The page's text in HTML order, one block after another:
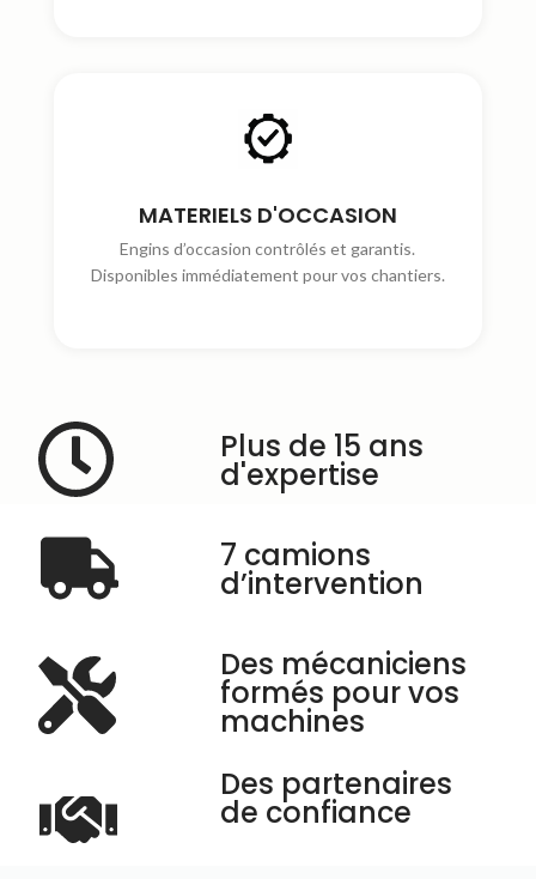
MATERIELS D'OCCASION
Engins d’occasion contrôlés et garantis.
Disponibles immédiatement pour vos chantiers.
Plus de 15 ans
d'expertise
7 camions
d’intervention
Des mécaniciens
formés pour vos
machines
Des partenaires
de confiance